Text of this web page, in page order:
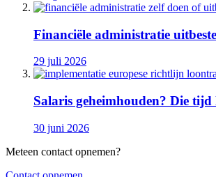
Financiële administratie
29 juli 2026
Salaris geheimhouden? Die
30 juni 2026
Meteen contact opnemen?